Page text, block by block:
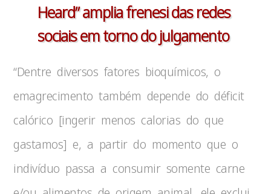
Heard” amplia frenesi das redes
sociais em torno do julgamento
“Dentre diversos fatores bioquímicos, o
emagrecimento também depende do déficit
calórico [ingerir menos calorias do que
gastamos] e, a partir do momento que o
indivíduo passa a consumir somente carne